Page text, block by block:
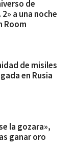
de
a una noche
Room
de misiles
en Rusia
la gozara»,
ganar oro